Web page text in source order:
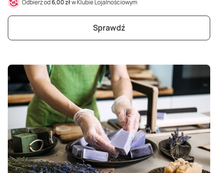
Odbierz od6,00 złw Klubie Lojalnościowym
Sprawdź